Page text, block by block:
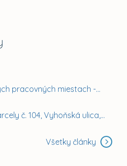
pracovných miestach -...
č. 104, Vyhoňská ulica,...
Všetky články